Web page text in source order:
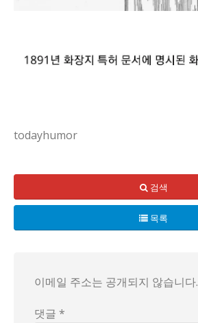
todayhumor
검색
목록
이메일 주소는 공개되지 않습니다.
댓글 *